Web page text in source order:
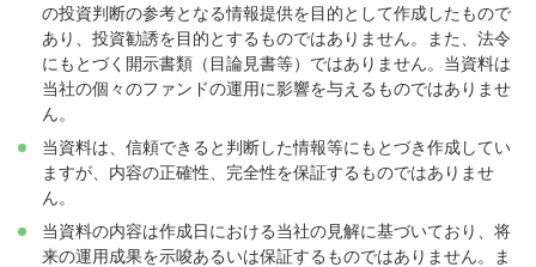
の投資判断の参考となる情報提供を目的として作成したもので
あり、投資勧誘を目的とするものではありません。また、法令
にもとづく開示書類（目論見書等）ではありません。当資料は
当社の個々のファンドの運用に影響を与えるものではありませ
ん。
当資料は、信頼できると判断した情報等にもとづき作成してい
ますが、内容の正確性、完全性を保証するものではありませ
ん。
当資料の内容は作成日における当社の見解に基づいており、将
来の運用成果を示唆あるいは保証するものではありません。ま